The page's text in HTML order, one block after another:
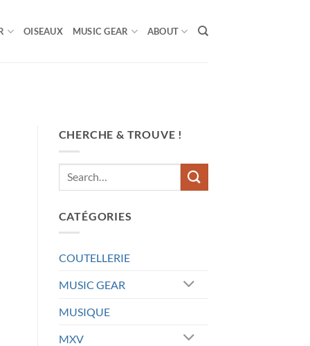
OISEAUX MUSIC GEAR ABOUT
CHERCHE & TROUVE !
CATÉGORIES
COUTELLERIE
MUSIC GEAR
MUSIQUE
MXV